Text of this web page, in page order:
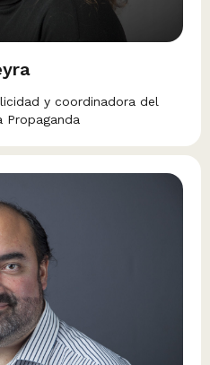
y coordinadora del
Propaganda